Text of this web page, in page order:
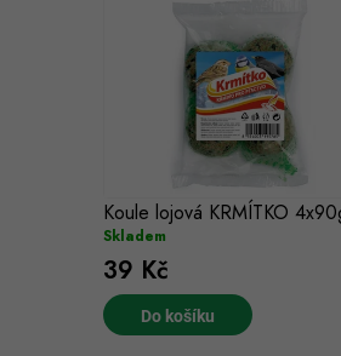
Koule lojová KRMÍTKO
Skladem
39 Kč
Do košíku